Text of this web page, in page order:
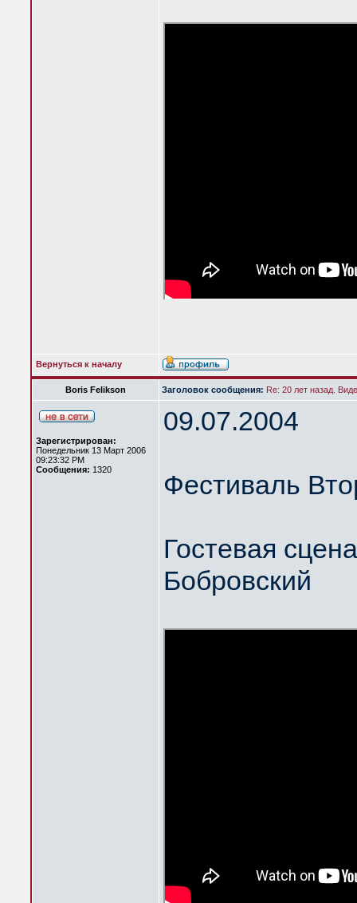
Вернуться к началу
Boris Felikson Заголовок сообщения: Re: 20 лет назад.
Зарегистрирован:
Понедельник 13 Март 2006
09:23:32 PM
Сообщения: 1320
09.07.2004
Фестиваль
Гостевая
Бобровский